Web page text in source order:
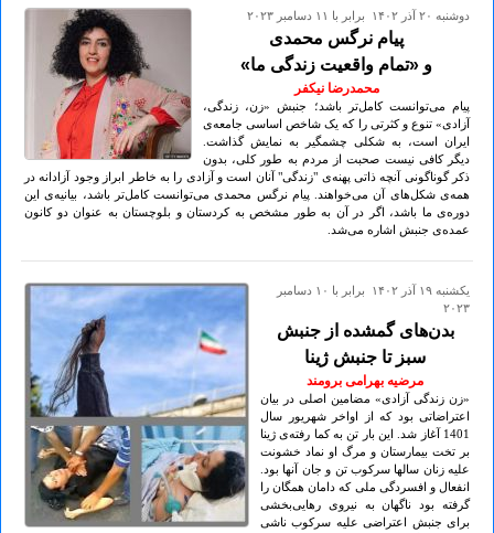
دوشنبه ۲۰ آذر ۱۴۰۲ برابر با ۱۱ دسامبر ۲۰۲۳
پیام نرگس محمدی
و «تمام واقعیت زندگی ما»
محمدرضا نیکفر
پیام می‌توانست کامل‌تر باشد؛ جنبش «زن، زندگی،
آزادی» تنوع و کثرتی را که یک شاخص اساسی جامعه‌ی
ایران است، به شکلی چشمگیر به نمایش گذاشت.
دیگر کافی نیست صحبت از مردم به طور کلی، بدون
ذکر گوناگونی آنچه ذاتی پهنه‌ی "زندگی" آنان است و آزادی را به خاطر ابراز وجود آزادانه در
همه‌ی شکل‌های آن می‌خواهند. پیام نرگس محمدی می‌توانست کامل‌تر باشد، بیانیه‌ی این
دوره‌ی ما باشد، اگر در آن به طور مشخص به کردستان و بلوچستان به عنوان دو کانون
عمده‌ی جنبش اشاره می‌شد.
يكشنبه ۱۹ آذر ۱۴۰۲ برابر با ۱۰ دسامبر
۲۰۲۳
بدن‌های گمشده از جنبش
سبز تا جنبش ژینا
مرضیه بهرامی برومند
«زن زندگی آزادی» مضامین اصلی در بیان
اعتراضاتی بود که از اواخر شهریور سال
1401 آغاز شد. این بار تن به کما رفته‌ی ژینا
بر تخت بیمارستان و مرگ او نماد خشونت
علیه زنان سالها سرکوب تن و جان آنها بود.
انفعال و افسردگی ملی که دامان همگان را
گرفته بود ناگهان به نیروی رهایی‌بخشی
برای جنبش اعتراضی علیه سرکوب ناشی